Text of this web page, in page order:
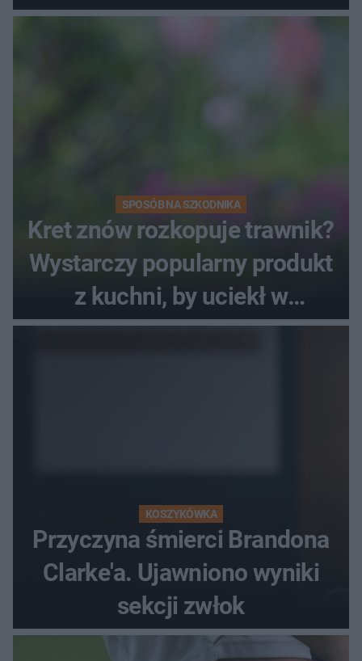
SPOSÓB NA SZKODNIKA
Kret znów rozkopuje trawnik?
Wystarczy popularny produkt
z kuchni, by uciekł w
popłochu
KOSZYKÓWKA
Przyczyna śmierci Brandona
Clarke'a. Ujawniono wyniki
sekcji zwłok